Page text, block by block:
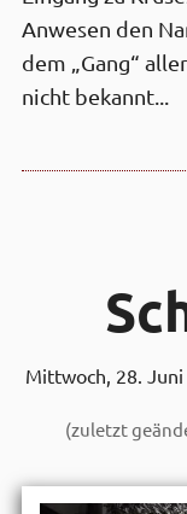
Anwesen den
dem „Gang“
nicht bekannt...
Mittwoch, 28. Juni
(zuletzt